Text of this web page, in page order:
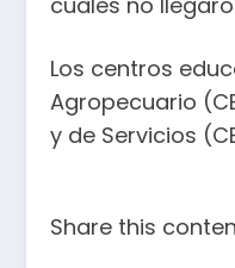
Los centros
Agropecuario
y de Servicios
Share this